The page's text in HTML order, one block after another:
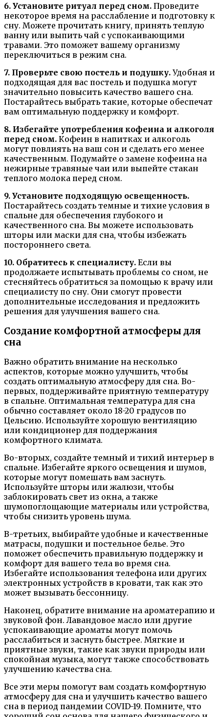
6. Установите ритуал перед сном. Проведите
некоторое время на расслабление и подготовку к
сну. Можете прочитать книгу, принять теплую
ванну или выпить чай с успокаивающими
травами. Это поможет вашему организму
переключиться в режим сна.
7. Проверьте свою постель и подушку. Удобная и
подходящая для вас постель и подушка могут
значительно повысить качество вашего сна.
Постарайтесь выбрать такие, которые обеспечат
вам оптимальную поддержку и комфорт.
8. Избегайте употребления кофеина и алкоголя
перед сном. Кофеин в напитках и алкоголь
могут повлиять на ваш сон и сделать его менее
качественным. Подумайте о замене кофеина на
нежирные травяные чаи или выпейте стакан
теплого молока перед сном.
9. Установите подходящую освещенность.
Постарайтесь создать темные и тихие условия в
спальне для обеспечения глубокого и
качественного сна. Вы можете использовать
шторы или маски для сна, чтобы избежать
постороннего света.
10. Обратитесь к специалисту. Если вы
продолжаете испытывать проблемы со сном, не
стесняйтесь обратиться за помощью к врачу или
специалисту по сну. Они смогут провести
дополнительные исследования и предложить
решения для улучшения вашего сна.
Создание комфортной атмосферы для
сна
Важно обратить внимание на несколько
аспектов, которые можно улучшить, чтобы
создать оптимальную атмосферу для сна. Во-
первых, поддерживайте приятную температуру
в спальне. Оптимальная температура для сна
обычно составляет около 18-20 градусов по
Цельсию. Используйте хорошую вентиляцию
или кондиционер для поддержания
комфортного климата.
Во-вторых, создайте темный и тихий интерьер в
спальне. Избегайте яркого освещения и шумов,
которые могут помешать вам заснуть.
Используйте шторы или жалюзи, чтобы
заблокировать свет из окна, а также
шумопоглощающие материалы или устройства,
чтобы снизить уровень шума.
В-третьих, выбирайте удобные и качественные
матрасы, подушки и постельное белье. Это
поможет обеспечить правильную поддержку и
комфорт для вашего тела во время сна.
Избегайте использования телефона или других
электронных устройств в кровати, так как это
может вызывать бессонницу.
Наконец, обратите внимание на ароматерапию и
звуковой фон. Лавандовое масло или другие
успокаивающие ароматы могут помочь
расслабиться и заснуть быстрее. Мягкие и
приятные звуки, такие как звуки природы или
спокойная музыка, могут также способствовать
улучшению качества сна.
Все эти меры помогут вам создать комфортную
атмосферу для сна и улучшить качество вашего
сна в период пандемии COVID-19. Помните, что